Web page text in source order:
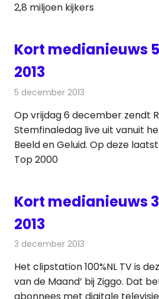
2,8 miljoen kijkers
Kort medianieuws
2013
5 december 2013
Op vrijdag 6 december zendt
Stemfinaledag live uit vanuit
Beeld en Geluid. Op deze
Top 2000
Kort medianieuws
2013
3 december 2013
Het clipstation 100%NL TV is
van de Maand’ bij Ziggo. Dat